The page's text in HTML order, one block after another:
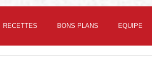
RECETTES BONS PLANS EQUIPE